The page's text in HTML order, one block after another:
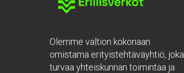
Olemme valtion kokonaan
omistama erityistehtäväyhtiö, joka
turvaa yhteiskunnan toimintaa ja